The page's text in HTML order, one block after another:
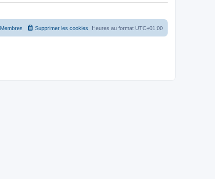
Heures au format UTC+01:00
Supprimer les cookies
Membres